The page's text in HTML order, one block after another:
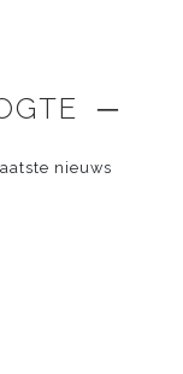
─
nieuws